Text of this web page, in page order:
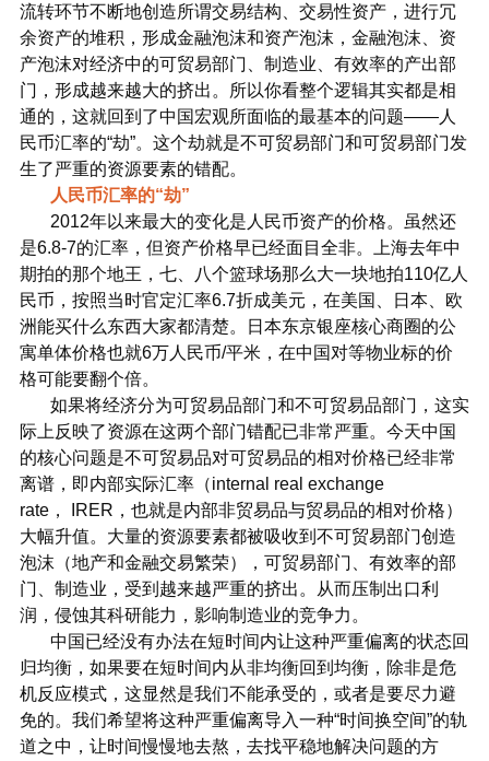
流转环节不断地创造所谓交易结构、交易性资产，进行冗
余资产的堆积，形成金融泡沫和资产泡沫，金融泡沫、资
产泡沫对经济中的可贸易部门、制造业、有效率的产出部
门，形成越来越大的挤出。所以你看整个逻辑其实都是相
通的，这就回到了中国宏观所面临的最基本的问题——人
民币汇率的“劫”。这个劫就是不可贸易部门和可贸易部门发
生了严重的资源要素的错配。
人民币汇率的“劫”
2012年以来最大的变化是人民币资产的价格。虽然还
是6.8-7的汇率，但资产价格早已经面目全非。上海去年中
期拍的那个地王，七、八个篮球场那么大一块地拍110亿人
民币，按照当时官定汇率6.7折成美元，在美国、日本、欧
洲能买什么东西大家都清楚。日本东京银座核心商圈的公
寓单体价格也就6万人民币/平米，在中国对等物业标的价
格可能要翻个倍。
如果将经济分为可贸易品部门和不可贸易品部门，这实
际上反映了资源在这两个部门错配已非常严重。今天中国
的核心问题是不可贸易品对可贸易品的相对价格已经非常
离谱，即内部实际汇率（internal real exchange
rate， IRER，也就是内部非贸易品与贸易品的相对价格）
大幅升值。大量的资源要素都被吸收到不可贸易部门创造
泡沫（地产和金融交易繁荣），可贸易部门、有效率的部
门、制造业，受到越来越严重的挤出。从而压制出口利
润，侵蚀其科研能力，影响制造业的竞争力。
中国已经没有办法在短时间内让这种严重偏离的状态回
归均衡，如果要在短时间内从非均衡回到均衡，除非是危
机反应模式，这显然是我们不能承受的，或者是要尽力避
免的。我们希望将这种严重偏离导入一种“时间换空间”的轨
道之中，让时间慢慢地去熬，去找平稳地解决问题的方